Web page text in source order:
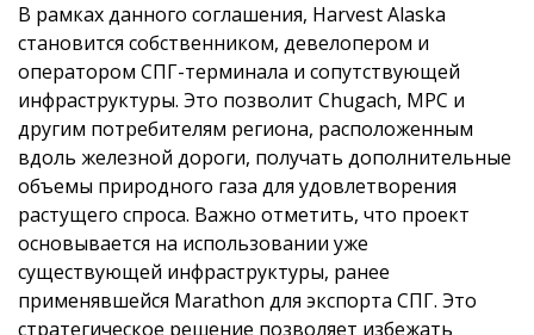
В рамках данного соглашения, Harvest Alaska
становится собственником, девелопером и
оператором СПГ-терминала и сопутствующей
инфраструктуры. Это позволит Chugach, MPC и
другим потребителям региона, расположенным
вдоль железной дороги, получать дополнительные
объемы природного газа для удовлетворения
растущего спроса. Важно отметить, что проект
основывается на использовании уже
существующей инфраструктуры, ранее
применявшейся Marathon для экспорта СПГ. Это
стратегическое решение позволяет избежать